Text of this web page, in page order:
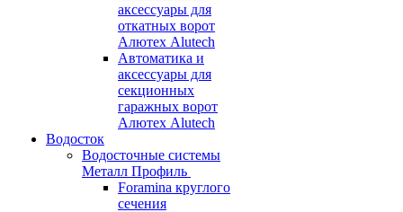
аксессуары для
откатных ворот
Алютех Alutech
Автоматика и
аксессуары для
секционных
гаражных ворот
Алютех Alutech
Водосток
Водосточные системы
Металл Профиль
Foramina круглого
сечения